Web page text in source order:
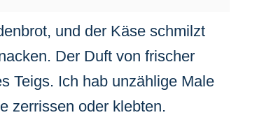
und der Käse schmilzt
Der Duft von frischer
Teigs. Ich hab unzählige Male
zerrissen oder klebten.